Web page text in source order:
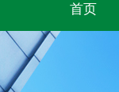
首页